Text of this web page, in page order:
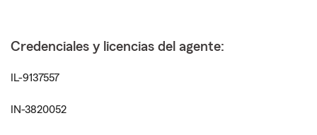
Credenciales y licencias del agente:
IL-9137557
IN-3820052